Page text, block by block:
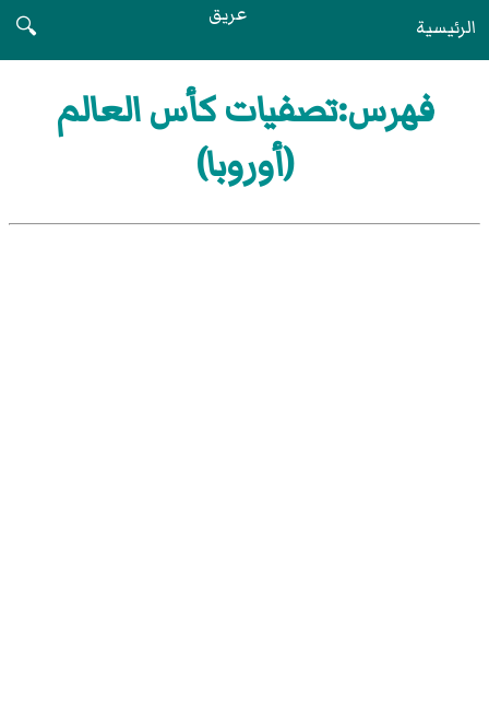
الرئيسية عريق
🔍
فهرس:تصفيات كأس العالم
(أوروبا)